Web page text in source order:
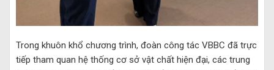
Trong khuôn khổ chương trình, đoàn công tác VBBC đã trực
tiếp tham quan hệ thống cơ sở vật chất hiện đại, các trung